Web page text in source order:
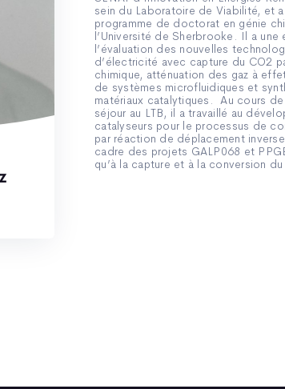
sein du Laboratoire de Viabilité, et
programme de doctorat en génie
l’Université de Sherbrooke. Il a une
l’évaluation des nouvelles
d’électricité avec capture du CO2
chimique, atténuation des gaz à
de systèmes microfluidiques et
matériaux catalytiques. Au cours
séjour au LTB, il a travaillé au
catalyseurs pour le processus de
par réaction de déplacement
cadre des projets GALP068 et
qu’à la capture et à la conversion du